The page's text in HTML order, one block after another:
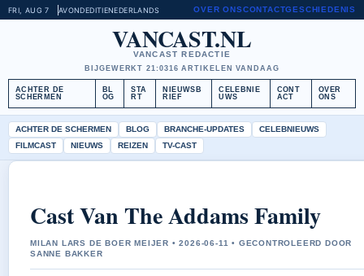
FRI, AUG 7 AVONDEDITIENEDERLANDS OVER ONSCONTACTGESCHIEDENIS
VANCAST.NL
VANCAST REDACTIE
BIJGEWERKT 21:0316 ARTIKELEN VANDAAG
ACHTER DE
SCHERMEN
BL
OG
STA
RT
NIEUWSB
RIEF
CELEBNIE
UWS
CONT
ACT
OVER
ONS
ACHTER DE SCHERMEN BLOG BRANCHE-UPDATES
CELEBNIEUWS
FILMCAST
NIEUWS REIZEN TV-CAST
Cast Van The Addams Family
MILAN LARS DE BOER MEIJER • 2026-06-11 • GECONTROLEERD DOOR
SANNE BAKKER